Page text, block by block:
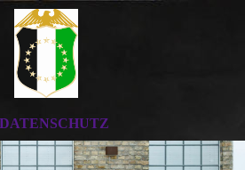
DATENSCHUTZ